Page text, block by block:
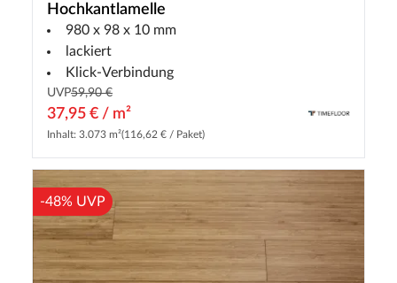
Hochkantlamelle
980 x 98 x 10 mm
lackiert
Klick-Verbindung
UVP59,90 €
37,95 € / m²
Inhalt: 3.073 m²(116,62 € / Paket)
-48% UVP